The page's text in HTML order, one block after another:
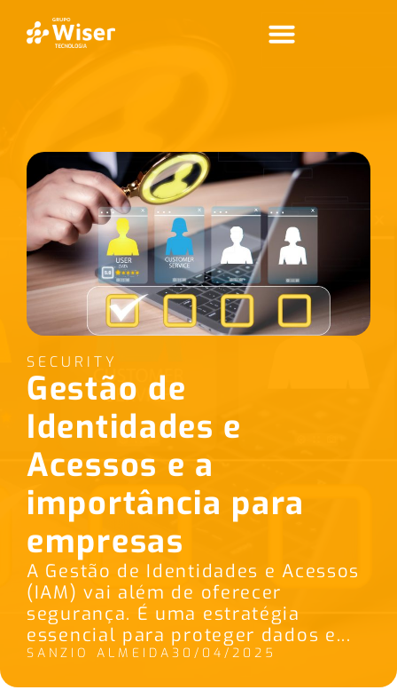
SECURITY
Gestão de
Identidades e
Acessos e a
importância para
empresas
A Gestão de Identidades e Acessos
(IAM) vai além de oferecer
segurança. É uma estratégia
essencial para proteger dados e...
SANZIO ALMEIDA 30/04/2025